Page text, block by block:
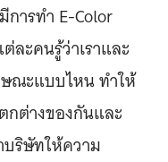
การทำ E-Color
ละคนรู้ว่าเราและ
ณะแบบไหน ทำให้
กต่างของกันและ
ริษัทให้ความ